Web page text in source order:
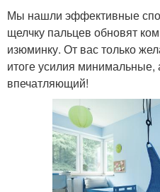
Мы нашли эффективные
щелчку пальцев обновят
изюминку. От вас только
итоге усилия
впечатляющий!